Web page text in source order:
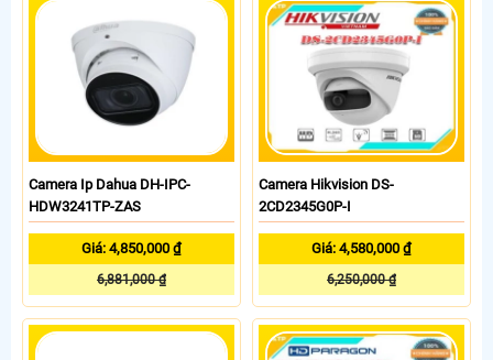
Camera Ip Dahua DH-IPC-
HDW3241TP-ZAS
Giá: 4,850,000 ₫
6,881,000 ₫
Camera Hikvision DS-
2CD2345G0P-I
Giá: 4,580,000 ₫
6,250,000 ₫